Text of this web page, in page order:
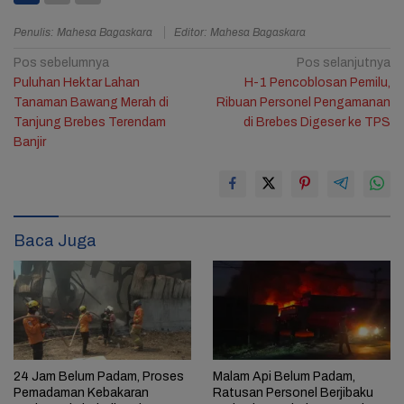
Penulis: Mahesa Bagaskara Editor: Mahesa Bagaskara
Navigasi
pos
Pos sebelumnya
Puluhan Hektar Lahan
Tanaman Bawang Merah di
Tanjung Brebes Terendam
Banjir
Pos selanjutnya
H-1 Pencoblosan Pemilu,
Ribuan Personel Pengamanan
di Brebes Digeser ke TPS
2
Baca Juga
24 Jam Belum Padam, Proses
Pemadaman Kebakaran
Malam Api Belum Padam,
Ratusan Personel Berjibaku